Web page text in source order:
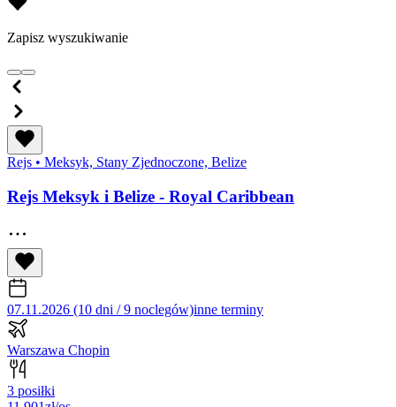
Zapisz wyszukiwanie
Rejs • Meksyk, Stany Zjednoczone, Belize
Rejs Meksyk i Belize - Royal Caribbean
07.11.2026 (10 dni / 9 noclegów)inne terminy
Warszawa Chopin
3 posiłki